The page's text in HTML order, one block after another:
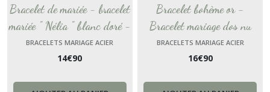
Bracelet de mariée - bracelet
mariée " Nélia " blanc doré -
fine chaine - bracelet
mariage chaîne fin - cristal
BRACELETS MARIAGE ACIER
14€90
Bracelet bohème or -
Bracelet mariage dos nu
mariage - bijou épi poétique
acier inoxydable perles
BRACELETS MARIAGE ACIER
16€90